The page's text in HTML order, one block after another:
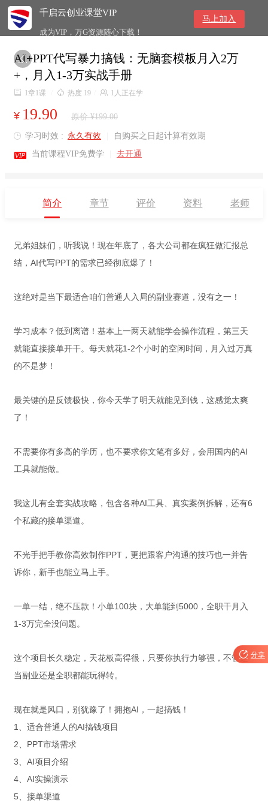
千启云创业课堂VIP
成为VIP，万G资源随心下载！
马上加入

AI+PPT代写暴力搞钱：无脑套模板月入2万
+，月入1-3万实战手册
 1章1课  热度 19  1人正在学
¥ 19.90 原价 ¥199.00
 学习时效 : 永久有效 自购买之日起计算有效期
 当前课程VIP免费学 去开通
简介 章节 评价 资料 老师
兄弟姐妹们，听我说！现在年底了，各大公司都在疯狂做汇报总
结，AI代写PPT的需求已经彻底爆了！
这绝对是当下最适合咱们普通人入局的副业赛道，没有之一！
学习成本？低到离谱！基本上一两天就能学会操作流程，第三天
就能直接接单开干。每天就花1-2个小时的空闲时间，月入过万真
的不是梦！
最关键的是反馈极快，你今天学了明天就能见到钱，这感觉太爽
了！
不需要你有多高的学历，也不要求你文笔有多好，会用国内的AI
工具就能做。
我这儿有全套实战攻略，包含各种AI工具、真实案例拆解，还有6
个私藏的接单渠道。
不光手把手教你高效制作PPT，更把跟客户沟通的技巧也一并告
诉你，新手也能立马上手。
一单一结，绝不压款！小单100块，大单能到5000，全职干月入
1-3万完全没问题。
这个项目长久稳定，天花板高得很，只要你执行力够强，不管是
当副业还是全职都能玩得转。
现在就是风口，别犹豫了！拥抱AI，一起搞钱！
1、适合普通人的AI搞钱项目
2、PPT市场需求
3、AI项目介绍
4、AI实操演示
5、接单渠道
 分享